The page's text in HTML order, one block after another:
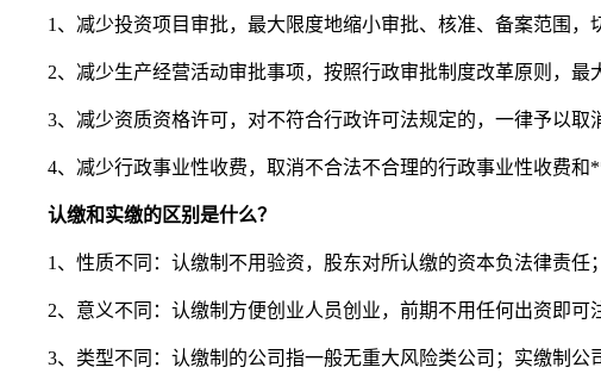
1、减少投资项目审批，最大限度地缩小审批、核准、备案范围，
2、减少生产经营活动审批事项，按照行政审批制度改革原则，最
3、减少资质资格许可，对不符合行政许可法规定的，一律予以取
4、减少行政事业性收费，取消不合法不合理的行政事业性收费和
认缴和实缴的区别是什么？
1、性质不同：认缴制不用验资，股东对所认缴的资本负法律责任
2、意义不同：认缴制方便创业人员创业，前期不用任何出资即可
3、类型不同：认缴制的公司指一般无重大风险类公司；实缴制公